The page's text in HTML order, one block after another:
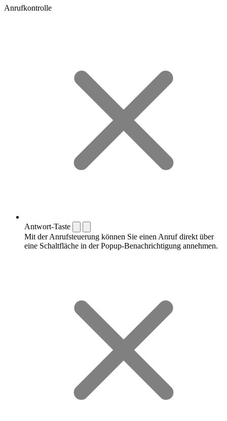
Anrufkontrolle
Antwort-Taste
Mit der Anrufsteuerung können Sie einen Anruf direkt über
eine Schaltfläche in der Popup-Benachrichtigung annehmen.